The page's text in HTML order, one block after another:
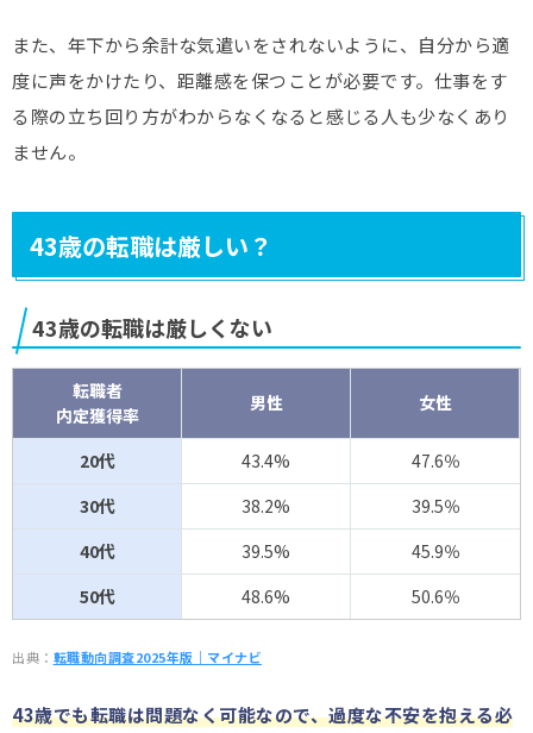
残業続きだった夫を説得して登録させ、二人三脚で職
務経歴書の添削から面接対策まで頑張りました。結
果、残業はほぼなくなり、年収も100万円アップ！定年
後の人生設計まで明るくなりました。
ずに表現を調整して掲載しています
また、年下から余計な気遣いをされないように、自分から適
度に声をかけたり、距離感を保つことが必要です。仕事をす
る際の立ち回り方がわからなくなると感じる人も少なくあり
ません。
43歳の転職は厳しい？
43歳の転職は厳しくない
転職者
内定獲得率
男性 女性
20代 43.4%
47.6％
30代
38.2%
39.5％
40代
39.5%
45.9％
50代
48.6% 50.6％
出典： 転職動向調査2025年版｜マイナビ
43歳でも転職は問題なく可能なので、過度な不安を抱える必